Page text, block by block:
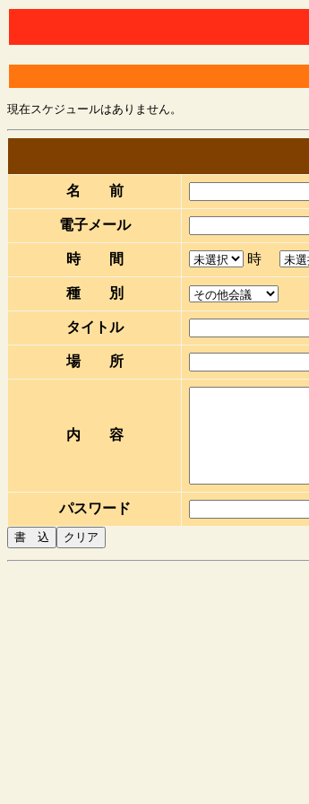
現在スケジュールはありません。
名 前
電子メール
時 間 時
種 別
タイトル
場 所
内 容
パスワード